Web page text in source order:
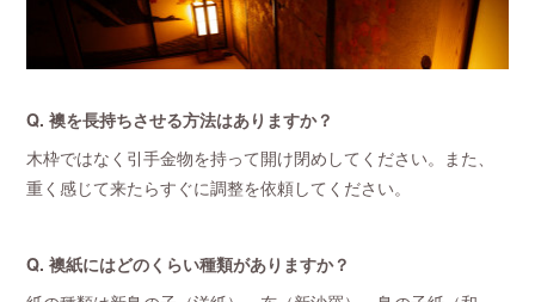
Q. 襖を長持ちさせる方法はありますか？
木枠ではなく引手金物を持って開け閉めしてください。また、
重く感じて来たらすぐに調整を依頼してください。
Q. 襖紙にはどのくらい種類がありますか？